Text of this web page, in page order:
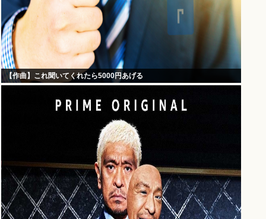
【作曲】これ聞いてくれたら5000円あげる